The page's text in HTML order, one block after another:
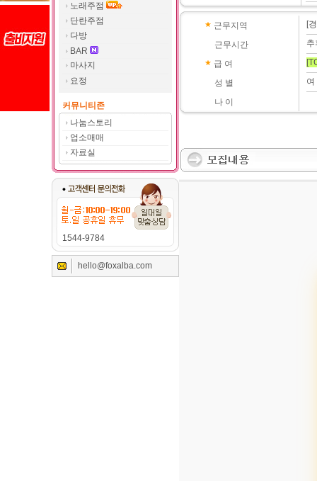
노래주점
단란주점
다방
BAR
마사지
요정
커뮤니티존
나눔스토리
업소매매
자료실
1544-9784
hello@foxalba.com
근무지역
근무시간
급 여
성 별
나 이
[
추
여